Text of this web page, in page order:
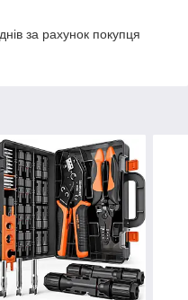
за рахунок покупця